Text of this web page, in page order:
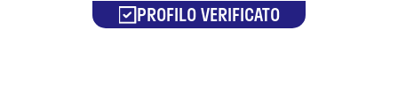
PROFILO VERIFICATO